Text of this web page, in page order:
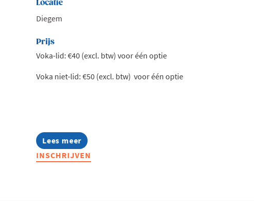
Locatie
Diegem
Prijs
Voka-lid: €40 (excl. btw) voor één optie
Voka niet-lid: €50 (excl. btw) voor één optie
Lees meer
about
Afterwork
@
INSCHRIJVEN